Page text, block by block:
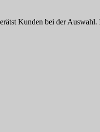
Kunden bei der